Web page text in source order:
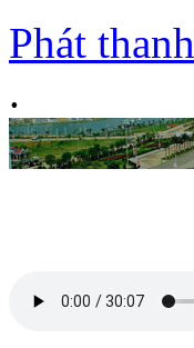
Phát thanh
.